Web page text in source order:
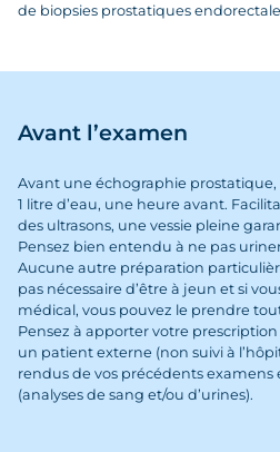
de biopsies prostatiques
Avant l’examen
Avant une échographie
1 litre d’eau, une heure avant.
des ultrasons, une vessie pleine
Pensez bien entendu à ne pas
Aucune autre préparation
pas nécessaire d’être à jeun et si
médical, vous pouvez le prendre
Pensez à apporter votre prescription
un patient externe (non suivi à
rendus de vos précédents examens
(analyses de sang et/ou d’urines).